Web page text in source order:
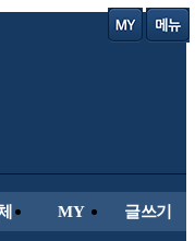
MY 글쓰기